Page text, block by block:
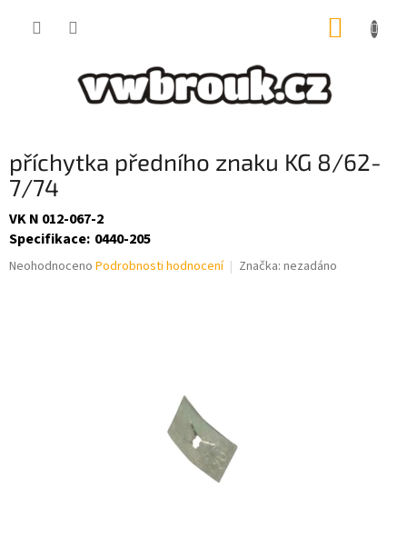
příchytka předního znaku KG 8/62-
7/74
VK N 012-067-2
Specifikace: 0440-205
Průměrné
Neohodnoceno Podrobnosti hodnocení Značka: nezadáno